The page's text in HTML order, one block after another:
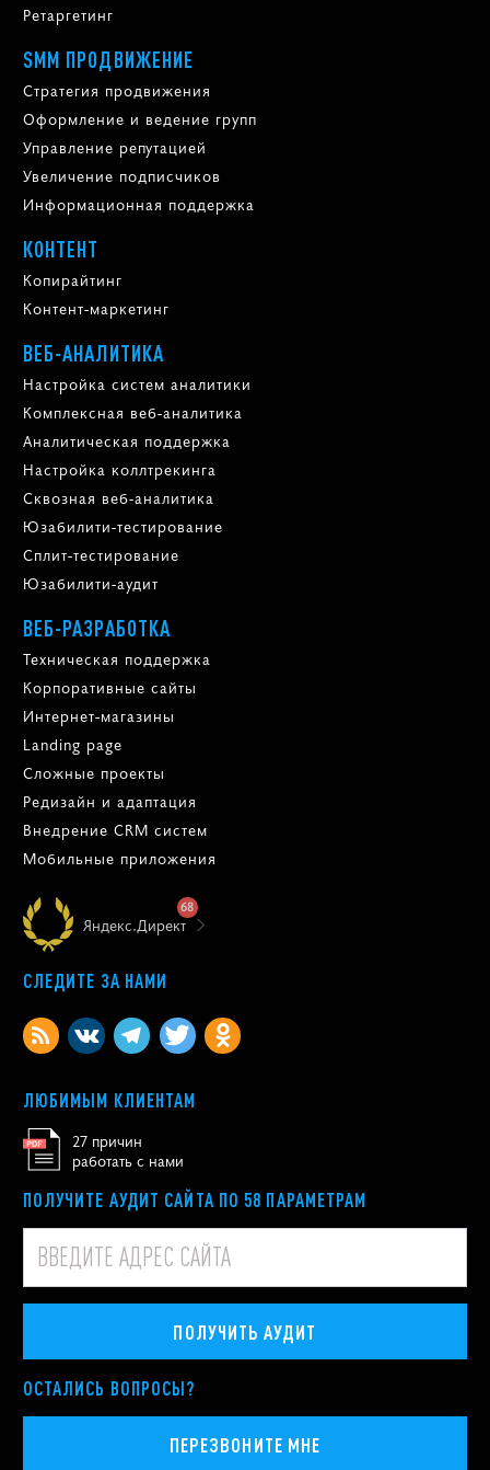
Ретаргетинг
SMM ПРОДВИЖЕНИЕ
Стратегия продвижения
Оформление и ведение групп
Управление репутацией
Увеличение подписчиков
Информационная поддержка
КОНТЕНТ
Копирайтинг
Контент-маркетинг
ВЕБ-АНАЛИТИКА
Настройка систем аналитики
Комплексная веб-аналитика
Аналитическая поддержка
Настройка коллтрекинга
Сквозная веб-аналитика
Юзабилити-тестирование
Сплит-тестирование
Юзабилити-аудит
ВЕБ-РАЗРАБОТКА
Техническая поддержка
Корпоративные сайты
Интернет-магазины
Landing page
Сложные проекты
Редизайн и адаптация
Внедрение CRM систем
Мобильные приложения
Яндекс.Директ
68
СЛЕДИТЕ ЗА НАМИ
ЛЮБИМЫМ КЛИЕНТАМ
27 причин
работать с нами
ПОЛУЧИТЕ АУДИТ САЙТА ПО 58 ПАРАМЕТРАМ
ПОЛУЧИТЬ АУДИТ
ОСТАЛИСЬ ВОПРОСЫ?
ПЕРЕЗВОНИТЕ МНЕ